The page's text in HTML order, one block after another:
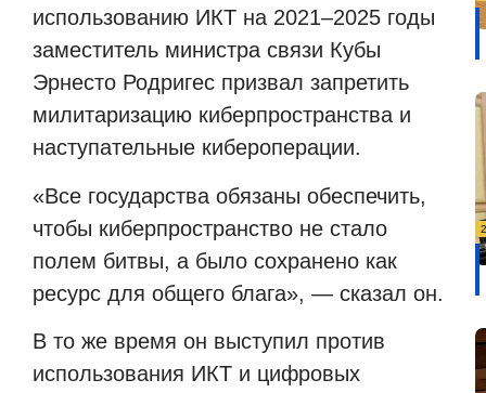
использованию ИКТ на 2021–2025 годы
заместитель министра связи Кубы
Эрнесто Родригес призвал запретить
милитаризацию киберпространства и
наступательные кибероперации.
«Все государства обязаны обеспечить,
чтобы киберпространство не стало
полем битвы, а было сохранено как
ресурс для общего блага», — сказал он.
В то же время он выступил против
использования ИКТ и цифровых